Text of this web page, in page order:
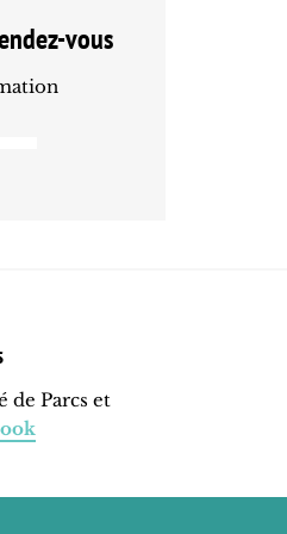
vous
de Parcs et